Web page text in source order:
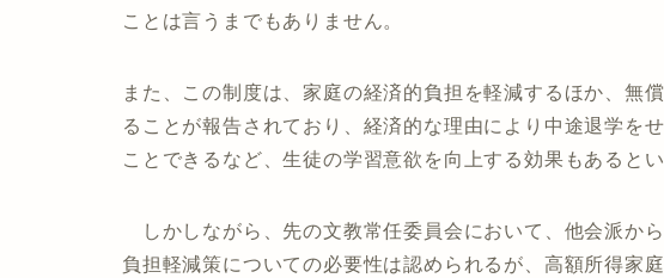
ことは言うまでもありません。
また、この制度は、家庭の経済的負担を軽減するほか、無
ることが報告されており、経済的な理由により中途退学を
ことできるなど、生徒の学習意欲を向上する効果もあるとい
しかしながら、先の文教常任委員会において、他会派か
負担軽減策についての必要性は認められるが、高額所得家